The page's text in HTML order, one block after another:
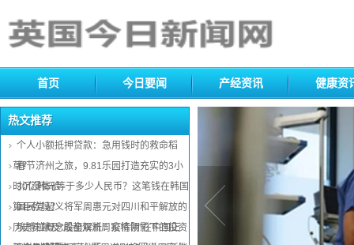
首页 今日要闻 产经资讯 健康资
热文推荐
热文推荐
个人小额抵押贷款：急用钱时的救命稻
草？
春节济州之旅，9.81乐园打造充实的3小
时沉浸体验
30亿韩元等于多少人民币？这笔钱在韩国
算巨款吗？
国民党起义将军周惠元对四川和平解放的
历史贡献及“成都双流周家将领”在中国正
埃博拉概念股全解析：疫情阴影下的投资